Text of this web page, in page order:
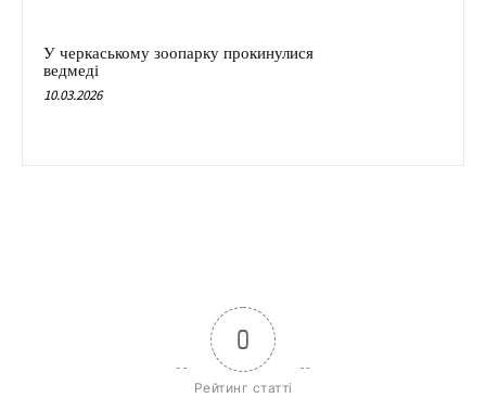
У черкаському зоопарку прокинулися
ведмеді
10.03.2026
0
Рейтинг статті